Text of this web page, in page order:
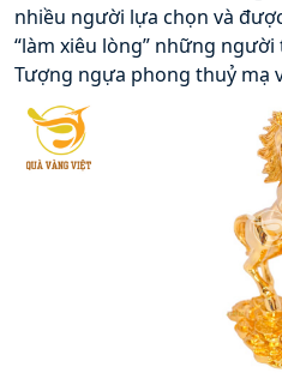
nhiều người lựa chọn và
“làm xiêu lòng” những người
Tượng ngựa phong thuỷ mạ